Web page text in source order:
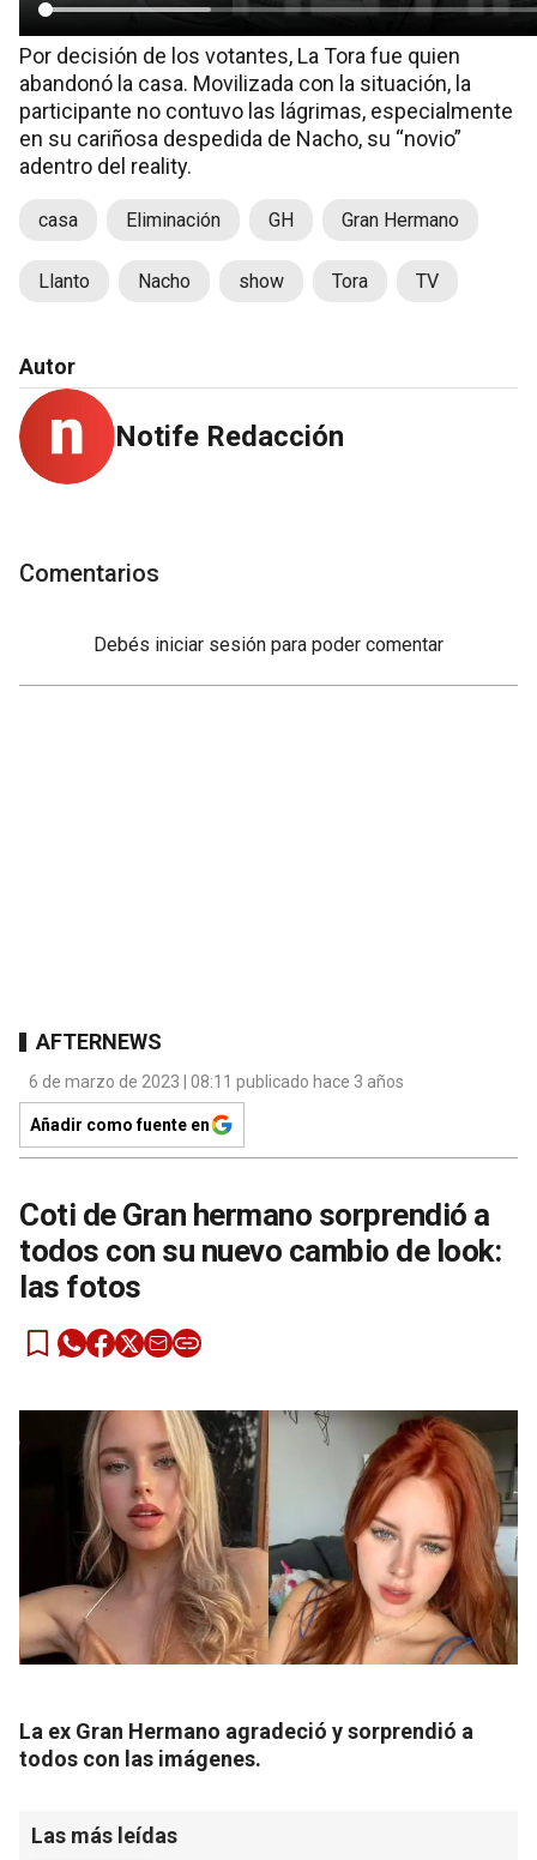
Por decisión de los votantes, La Tora fue quien
abandonó la casa. Movilizada con la situación, la
participante no contuvo las lágrimas, especialmente
en su cariñosa despedida de Nacho, su “novio”
adentro del reality.
casa Eliminación GH Gran Hermano
Llanto Nacho show Tora TV
Autor
Notife Redacción
Comentarios
Debés iniciar sesión para poder comentar
AFTERNEWS
6 de marzo de 2023 | 08:11 publicado hace 3 años
Añadir como fuente en
Coti de Gran hermano sorprendió a
todos con su nuevo cambio de look:
las fotos
La ex Gran Hermano agradeció y sorprendió a
todos con las imágenes.
Las más leídas